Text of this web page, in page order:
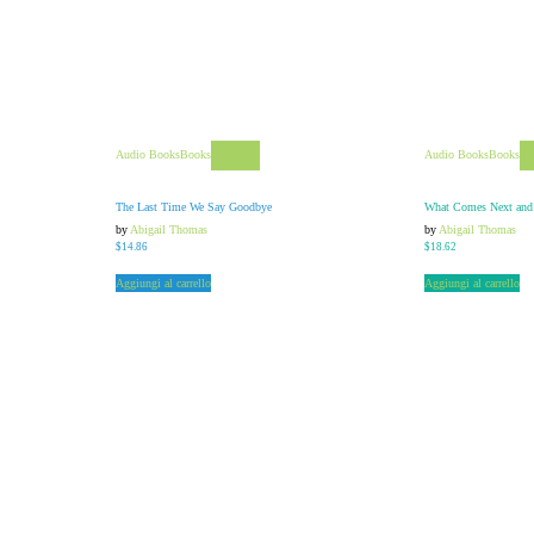
Audio BooksBooks
The Last Time We Say Goodbye
byAbigail Thomas
$14.86
Aggiungi al carrello
Audio BooksBooks
What Comes Next
byAbigail Thomas
$18.62
Aggiungi al carrello